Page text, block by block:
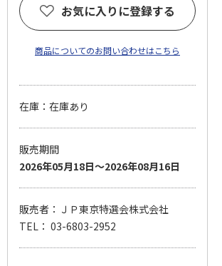
お気に入りに登録する
商品についてのお問い合わせはこちら
在庫：在庫あり
販売期間
2026年05月18日～2026年08月16日
販売者：ＪＰ東京特選会株式会社
TEL： 03-6803-2952